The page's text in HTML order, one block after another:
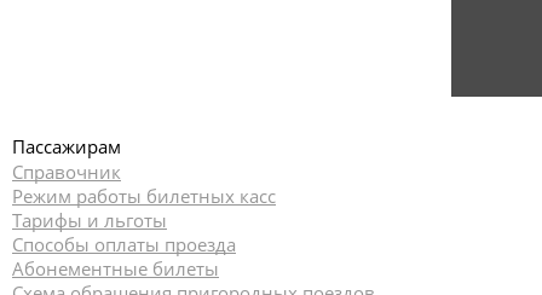
Пассажирам
Справочник
Режим работы билетных касс
Тарифы и льготы
Способы оплаты проезда
Абонементные билеты